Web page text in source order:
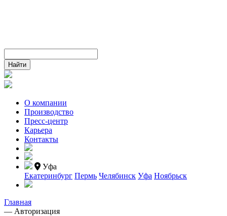
О компании
Производство
Пресс-центр
Карьера
Контакты
Уфа
Екатеринбург Пермь Челябинск Уфа Ноябрьск
Главная
— Авторизация